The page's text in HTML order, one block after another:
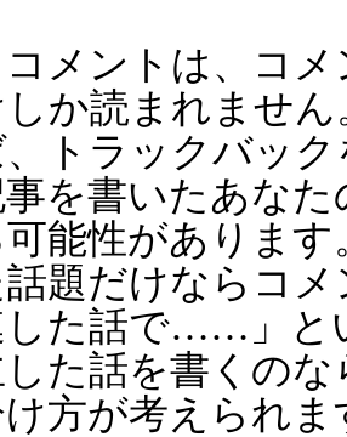
メントは、コメ
しか読まれませ
、トラックバッ
を書いたあな
可能性がありま
話題だけならコ
した話で……」と
した話を書くの
方が考えられま